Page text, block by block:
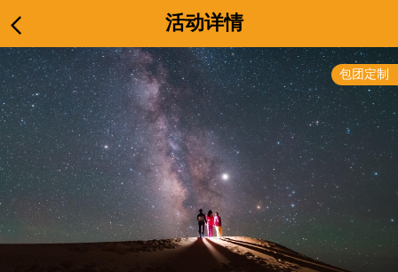
活动详情
包团定制